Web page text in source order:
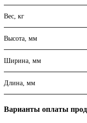
Вес, кг
Высота, мм
Ширина, мм
Длина, мм
Варианты оплаты